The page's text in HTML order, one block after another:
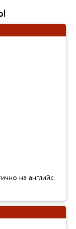
на английском